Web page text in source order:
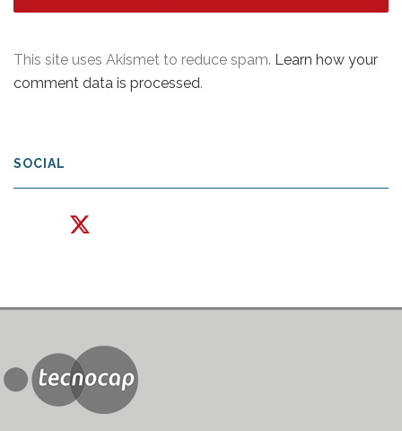
This site uses Akismet to reduce spam. Learn how your
comment data is processed.
SOCIAL